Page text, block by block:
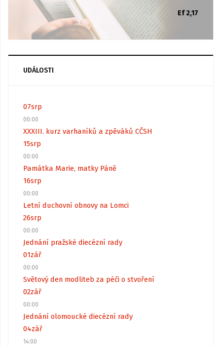
Ef 2,17
UDÁLOSTI
07srp
00:00
XXXIII. kurz varhaníků a zpěváků CČSH
15srp
00:00
Památka Marie, matky Páně
16srp
00:00
Letní duchovní obnovy na Lomci
26srp
00:00
Jednání pražské diecézní rady
01zář
00:00
Světový den modliteb za péči o stvoření
02zář
00:00
Jednání olomoucké diecézní rady
04zář
14:00